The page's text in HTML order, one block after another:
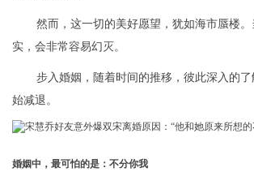
然而，这一切的美好愿望，犹如海市蜃楼
实，会非常容易幻灭。
步入婚姻，随着时间的推移，彼此深入的
始减退。
婚姻中，最可怕的是：不分你我